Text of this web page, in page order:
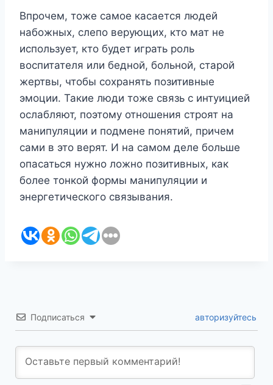
Впрочем, тоже самое касается людей
набожных, слепо верующих, кто мат не
использует, кто будет играть роль
воспитателя или бедной, больной, старой
жертвы, чтобы сохранять позитивные
эмоции. Такие люди тоже связь с интуицией
ослабляют, поэтому отношения строят на
манипуляции и подмене понятий, причем
сами в это верят. И на самом деле больше
опасаться нужно ложно позитивных, как
более тонкой формы манипуляции и
энергетического связывания.
Подписаться авторизуйтесь